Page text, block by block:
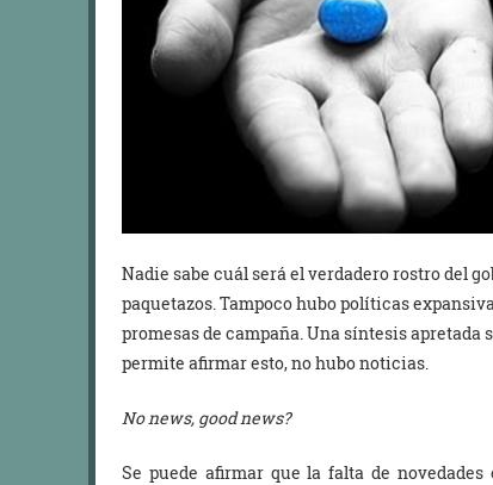
Nadie sabe cuál será el verdadero rostro del
paquetazos. Tampoco hubo políticas
promesas de campaña. Una síntesis
permite afirmar esto, no hubo noticias.
No news, good news?
Se puede afirmar que la falta de